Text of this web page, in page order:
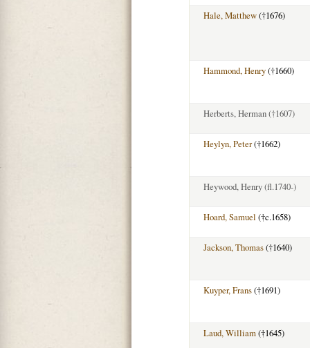
Hale, Matthew(†1676)
Hammond, Henry(†1660)
Herberts, Herman(†1607)
Heylyn, Peter(†1662)
Heywood, Henry(fl.1740-)
Hoard, Samuel (†c.1658)
Jackson, Thomas(†1640)
Kuyper, Frans(†1691)
Laud, William(†1645)